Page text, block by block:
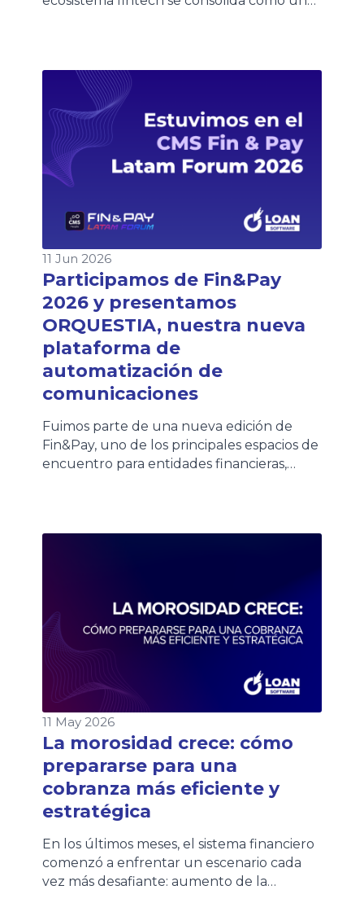
elaborado por el ITBA y la Cámara
Argentina Fintech, más de 8,1 millones de
personas ya acceden a crédito fintech en
[…]
11 Jun 2026
Participamos de Fin&Pay
2026 y presentamos
ORQUESTIA, nuestra nueva
plataforma de
automatización de
comunicaciones
Fuimos parte de una nueva edición de
Fin&Pay, uno de los principales espacios de
encuentro para entidades financieras,
evento nos permitió compartir una jornada
11 May 2026
La morosidad crece: cómo
prepararse para una
cobranza más eficiente y
estratégica
En los últimos meses, el sistema financiero
comenzó a enfrentar un escenario cada
vez más desafiante: aumento de la